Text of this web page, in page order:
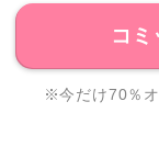
コ
※今だけ70％